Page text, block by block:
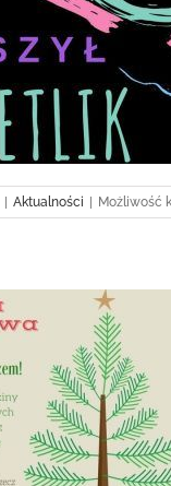
Aktualności Możliwość